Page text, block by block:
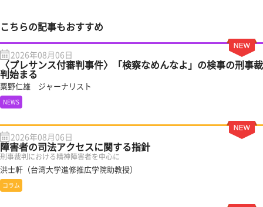
こちらの記事もおすすめ
2026年08月06日
〈プレサンス付審判事件〉「検察なめんなよ」の検事の刑事裁
判始まる
粟野仁雄 ジャーナリスト
NEWS
2026年08月06日
障害者の司法アクセスに関する指針
刑事裁判における精神障害者を中心に
洪士軒（台湾大学進修推広学院助教授）
コラム